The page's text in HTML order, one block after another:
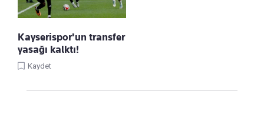
Kayserispor'un transfer
yasağı kalktı!
Kaydet